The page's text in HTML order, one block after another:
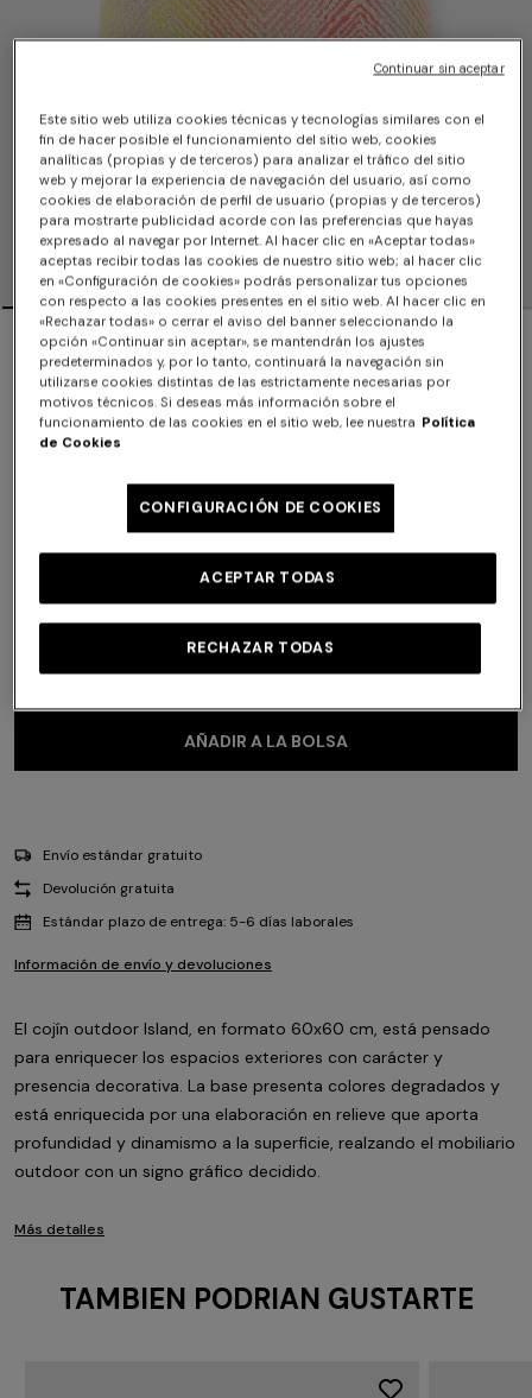
Cojín outdoor Island 60x60 cm
$690.00
AÑADIR A LA BOLSA
Envío estándar gratuito
Devolución gratuita
Estándar plazo de entrega: 5-6 días laborales
Información de envío y devoluciones
El cojín outdoor Island, en formato 60x60 cm, está pensado
para enriquecer los espacios exteriores con carácter y
presencia decorativa. La base presenta colores degradados y
está enriquecida por una elaboración en relieve que aporta
profundidad y dinamismo a la superficie, realzando el mobiliario
outdoor con un signo gráfico decidido.
Más detalles
TAMBIEN PODRIAN GUSTARTE
Este sitio web utiliza cookies técnicas y tecnologías similares con el
fin de hacer posible el funcionamiento del sitio web, cookies
analíticas (propias y de terceros) para analizar el tráfico del sitio
web y mejorar la experiencia de navegación del usuario, así como
cookies de elaboración de perfil de usuario (propias y de terceros)
para mostrarte publicidad acorde con las preferencias que hayas
expresado al navegar por Internet. Al hacer clic en «Aceptar todas»
aceptas recibir todas las cookies de nuestro sitio web; al hacer clic
en «Configuración de cookies» podrás personalizar tus opciones
con respecto a las cookies presentes en el sitio web. Al hacer clic en
«Rechazar todas» o cerrar el aviso del banner seleccionando la
opción «Continuar sin aceptar», se mantendrán los ajustes
predeterminados y, por lo tanto, continuará la navegación sin
utilizarse cookies distintas de las estrictamente necesarias por
motivos técnicos. Si deseas más información sobre el
funcionamiento de las cookies en el sitio web, lee nuestra Política
de Cookies
CONFIGURACIÓN DE COOKIES
RECHAZAR TODAS
ACEPTAR TODAS
Continuar sin aceptar